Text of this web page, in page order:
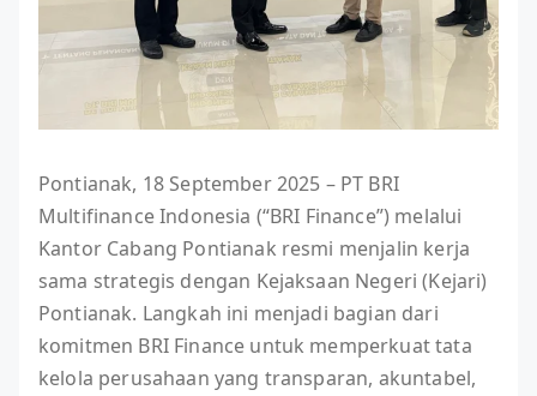
Pontianak, 18 September 2025 – PT BRI
Multifinance Indonesia (“BRI Finance”) melalui
Kantor Cabang Pontianak resmi menjalin kerja
sama strategis dengan Kejaksaan Negeri (Kejari)
Pontianak. Langkah ini menjadi bagian dari
komitmen BRI Finance untuk memperkuat tata
kelola perusahaan yang transparan, akuntabel,